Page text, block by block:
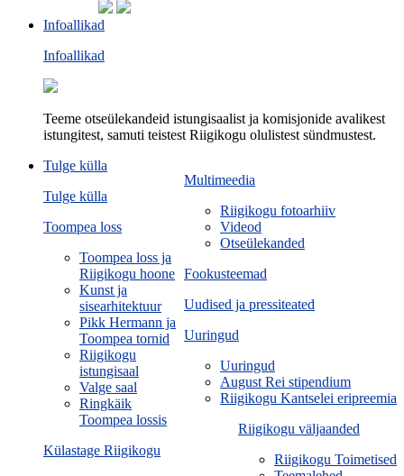
Infoallikad
Infoallikad
Teeme otseülekandeid istungisaalist ja komisjonide avalikest
istungitest, samuti teistest Riigikogu olulistest sündmustest.
Multimeedia
Riigikogu fotoarhiiv
Videod
Otseülekanded
Fookusteemad
Uudised ja pressiteated
Uuringud
Uuringud
August Rei stipendium
Riigikogu Kantselei eripreemia
Riigikogu väljaanded
Riigikogu Toimetised
Tulge külla
Tulge külla
Toompea loss
Toompea loss ja
Riigikogu hoone
Kunst ja
sisearhitektuur
Pikk Hermann ja
Toompea tornid
Riigikogu
istungisaal
Valge saal
Ringkäik
Toompea lossis
Külastage Riigikogu